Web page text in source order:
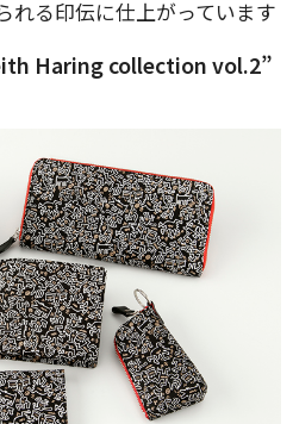
れる印伝に仕上がっています
Haring collection vol.2”